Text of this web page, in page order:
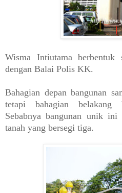
Wisma Intiutama
dengan Balai Polis KK.
Bahagian depan bangunan
tetapi bahagian belakang
Sebabnya bangunan unik ini
tanah yang bersegi tiga.